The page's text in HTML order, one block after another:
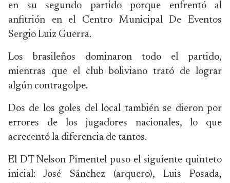
en su segundo partido porque enfrentó al
anfitrión en el Centro Municipal De Eventos
Sergio Luiz Guerra.
Los brasileños dominaron todo el partido,
mientras que el club boliviano trató de lograr
algún contragolpe.
Dos de los goles del local también se dieron por
errores de los jugadores nacionales, lo que
acrecentó la diferencia de tantos.
El DT Nelson Pimentel puso el siguiente quinteto
inicial: José Sánchez (arquero), Luis Posada,